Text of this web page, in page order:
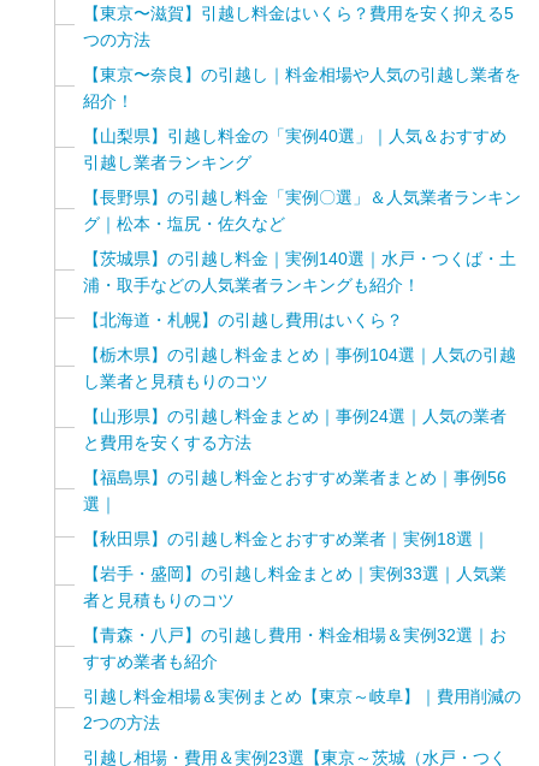
【東京〜滋賀】引越し料金はいくら？費用を安く抑える5
つの方法
【東京〜奈良】の引越し｜料金相場や人気の引越し業者を
紹介！
【山梨県】引越し料金の「実例40選」｜人気＆おすすめ
引越し業者ランキング
【長野県】の引越し料金「実例〇選」＆人気業者ランキン
グ｜松本・塩尻・佐久など
【茨城県】の引越し料金｜実例140選｜水戸・つくば・土
浦・取手などの人気業者ランキングも紹介！
【北海道・札幌】の引越し費用はいくら？
【栃木県】の引越し料金まとめ｜事例104選｜人気の引越
し業者と見積もりのコツ
【山形県】の引越し料金まとめ｜事例24選｜人気の業者
と費用を安くする方法
【福島県】の引越し料金とおすすめ業者まとめ｜事例56
選｜
【秋田県】の引越し料金とおすすめ業者｜実例18選｜
【岩手・盛岡】の引越し料金まとめ｜実例33選｜人気業
者と見積もりのコツ
【青森・八戸】の引越し費用・料金相場＆実例32選｜お
すすめ業者も紹介
引越し料金相場＆実例まとめ【東京～岐阜】｜費用削減の
2つの方法
引越し相場・費用＆実例23選【東京～茨城（水戸・つく